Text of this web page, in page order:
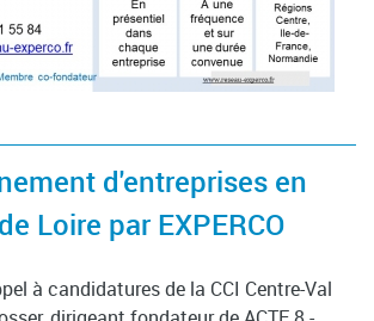
d'entreprises en
Loire par EXPERCO
à candidatures de la CCI Centre-Val